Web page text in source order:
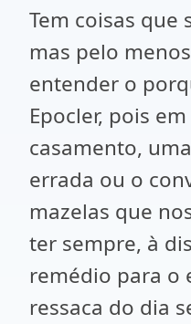
Tem coisas que
mas pelo
entender o
Epocler, pois
casamento,
errada ou o
mazelas que
ter sempre, à
remédio para o
ressaca do dia